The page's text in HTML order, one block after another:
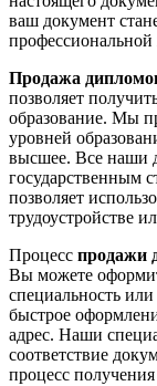
ваш документ
Продажа
позволяет
образование. Мы
уровней
высшее. Все наши
государственным
позволяет
трудоустройстве
Процесс продажи
Вы можете
специальность
быстрое
адрес. Наши
соответствие
процесс